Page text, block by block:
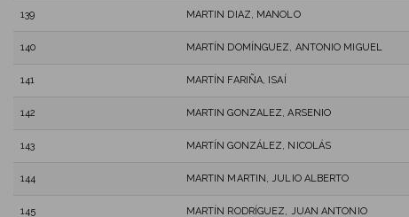
139 MARTIN DIAZ, MANOLO
140 MARTÍN DOMÍNGUEZ, ANTONIO MIGUEL
141 MARTÍN FARIÑA, ISAÍ
142 MARTIN GONZALEZ, ARSENIO
143 MARTÍN GONZÁLEZ, NICOLÁS
144 MARTIN MARTIN, JULIO ALBERTO
145 MARTÍN RODRÍGUEZ, JUAN ANTONIO